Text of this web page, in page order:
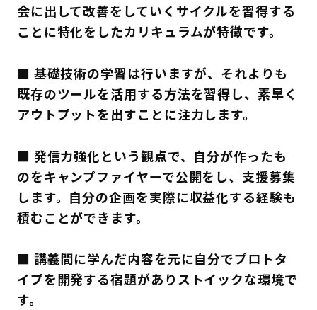
会に出して改善をしていくサイクルを習得する
ことに特化をしたカリキュラムが特徴です。
■ 基礎技術の学習は行いますが、それよりも
既存のツールを活用する方法を習得し、素早く
アウトプットを出すことに注力します。
■ 発信力強化という観点で、自分が作ったも
のをキャンプファイヤーで公開をし、支援募集
します。自分の企画を実際に収益化する経験も
積むことができます。
■ 講義間に学んだ内容を元に自分でプロトタ
イプを開発する宿題がありストイックな環境で
す。